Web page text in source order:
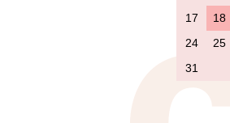
17
18
24
25
31